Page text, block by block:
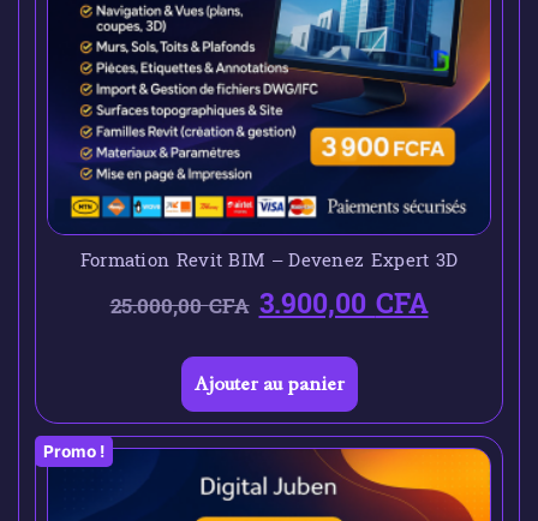
Formation Revit BIM – Devenez Expert 3D
25.000,00CFA 3.900,00CFA
Ajouter au panier
Promo !